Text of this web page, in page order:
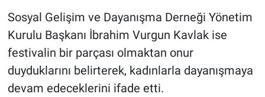
Sosyal Gelişim ve Dayanışma Derneği Yönetim
Kurulu Başkanı İbrahim Vurgun Kavlak ise
festivalin bir parçası olmaktan onur
duyduklarını belirterek, kadınlarla dayanışmaya
devam edeceklerini ifade etti.